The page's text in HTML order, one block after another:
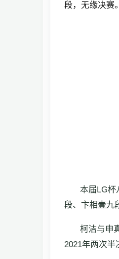
段，无缘决赛
本届LG杯
段、卞相壹九
柯洁与申
2021年两次半